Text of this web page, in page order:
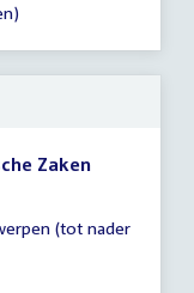
Zaken
(tot nader